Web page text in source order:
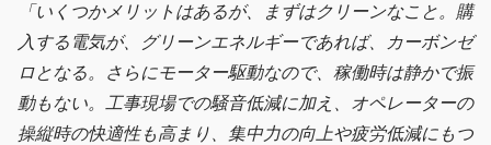
「いくつかメリットはあるが、まずはクリーンなこと。購
入する電気が、グリーンエネルギーであれば、カーボンゼ
ロとなる。さらにモーター駆動なので、稼働時は静かで振
動もない。工事現場での騒音低減に加え、オペレーターの
操縦時の快適性も高まり、集中力の向上や疲労低減にもつ